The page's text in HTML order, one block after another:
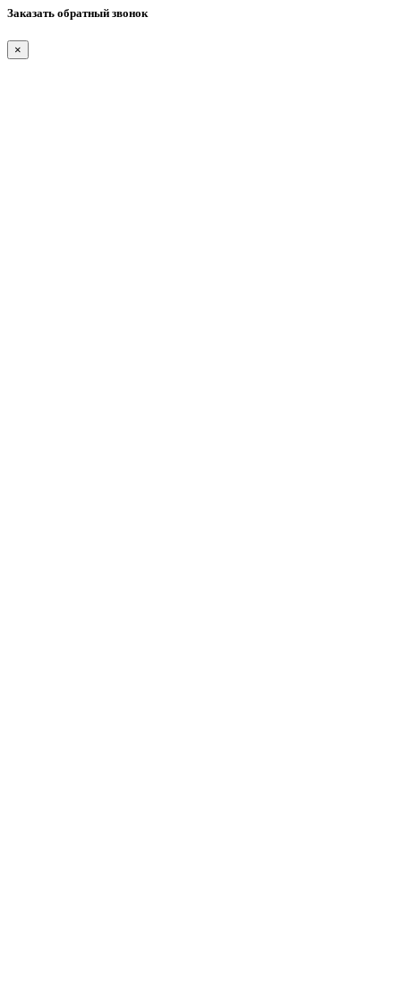
Заказать обратный звонок
×